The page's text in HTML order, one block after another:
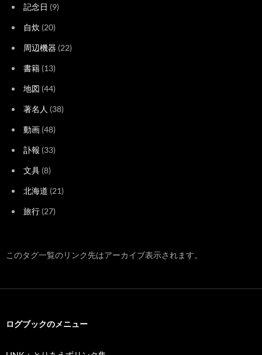
記念日 (9)
自炊 (20)
周辺機器 (22)
書籍 (13)
地図 (44)
著名人 (38)
動画 (48)
訃報 (33)
文具 (8)
北海道 (21)
旅行 (27)
このタグ一覧のリンク先はアーカイブ表示されます。
ログブックのメニュー